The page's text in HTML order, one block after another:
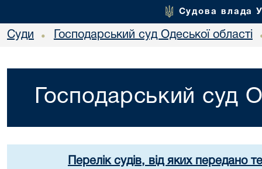
Судова влада
Суди • Господарський суд Одеської області
Господарський суд
Перелік судів, від яких передано